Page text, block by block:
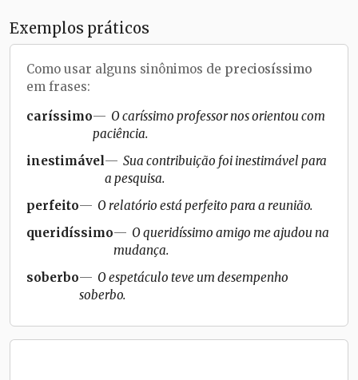
Exemplos práticos
Como usar alguns sinônimos de preciosíssimo
em frases:
caríssimo
O caríssimo professor nos orientou com
paciência.
inestimável
Sua contribuição foi inestimável para
a pesquisa.
perfeito
O relatório está perfeito para a reunião.
queridíssimo
O queridíssimo amigo me ajudou na
mudança.
soberbo
O espetáculo teve um desempenho
soberbo.